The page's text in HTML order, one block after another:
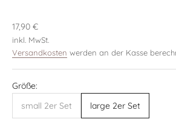
Angebot
17,90 €
inkl. MwSt.
Versandkosten werden an der Kasse
Größe:
small 2er Set
large 2er Set